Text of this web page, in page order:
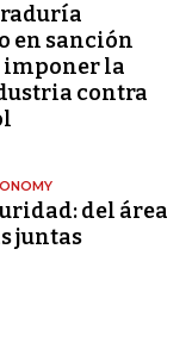
en sanción
imponer la
contra
del área
juntas